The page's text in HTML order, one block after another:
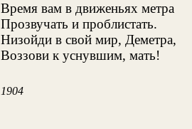
Время вам в движеньях метра
Прозвучать и проблистать.
Низойди в свой мир, Деметра,
Воззови к уснувшим, мать!
1904